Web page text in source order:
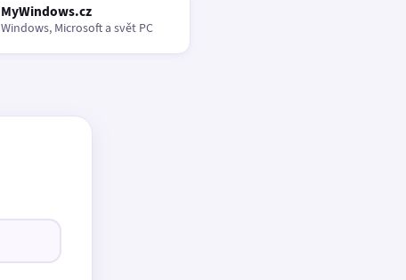
MyWindows.cz
Windows, Microsoft a svět PC